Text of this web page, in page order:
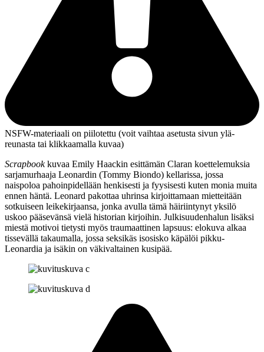
NSFW-materiaali on piilotettu (voit vaihtaa asetusta sivun ylä­
reunasta tai klikkaamalla kuvaa)
Scrapbookkuvaa Emily Haackin esittämän Claran koettelemuksia
sarjamurhaaja Leonardin (Tommy Biondo) kellarissa, jossa
naispoloa pahoinpidellään henkisesti ja fyysisesti kuten monia muita
ennen häntä. Leonard pakottaa uhrinsa kirjoittamaan mietteitään
sotkuiseen leikekirjaansa, jonka avulla tämä häiriintynyt yksilö
uskoo pääsevänsä vielä historian kirjoihin. Julkisuudenhalun lisäksi
miestä motivoi tietysti myös traumaattinen lapsuus: elokuva alkaa
tissevällä takaumalla, jossa seksikäs isosisko käpälöi pikku-
Leonardia ja isäkin on väkivaltainen kusipää.